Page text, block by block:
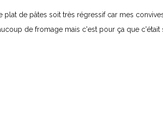
plat de pâtes soit très régressif car mes
de fromage mais c'est pour ça que c'était